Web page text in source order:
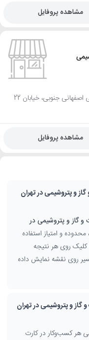
مشاهده پروفایل
تهران، منطقه 2، بزرگراه همت، خیابان اشرفی اصفهانی جنوبی، خیابان 22
مشاهده پروفایل
و پتروشیمی در تهران
و گاز و پتروشیمی در
محدوده و امتیاز استفاده
کلیک روی هر نتیجه
روی نقشه نمایش داده
گاز و پتروشیمی در تهران
هر کسب‌وکار در کارت